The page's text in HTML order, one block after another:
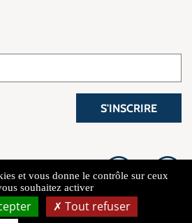
S'INSCRIRE
et vous donne le contrôle sur ceux
souhaitez activer
Tout refuser